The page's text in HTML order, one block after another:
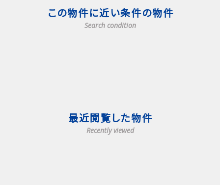
この物件に近い条件の物件
Search condition
最近閲覧した物件
Recently viewed